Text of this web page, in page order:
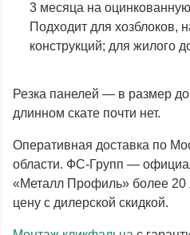
3 месяца на
Подходит для хозблоков,
конструкций; для жилого
Резка панелей — в размер
длинном скате почти нет.
Оперативная доставка по
области. ФС-Групп —
«Металл Профиль» более 20
цену с дилерской скидкой.